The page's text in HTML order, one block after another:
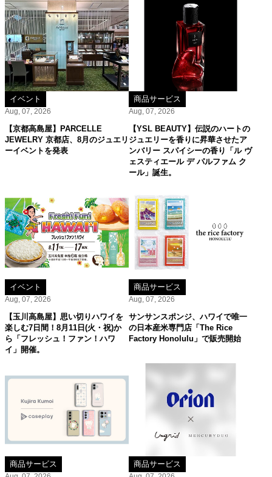
イベント
Aug, 07, 2026
【京都高島屋】PARCELLE
JEWELRY 京都店、8月のジュエリ
ーイベントを発表
商品サービス
Aug, 07, 2026
【YSL BEAUTY】伝説のハートの
ジュエリーを香りに昇華させたア
ンバリー スパイシーの香り「ル ヴ
ェスティエール デ パルファム ク
ール」誕生。
イベント
Aug, 07, 2026
【玉川高島屋】思い切りハワイを
楽しむ7日間！8月11日(火・祝)か
ら「フレッシュ！ファン！ハワ
イ」開催。
商品サービス
Aug, 07, 2026
サンサンスポンジ、ハワイで唯一
の日本産米専門店「The Rice
Factory Honolulu」で販売開始
商品サービス 商品サービス